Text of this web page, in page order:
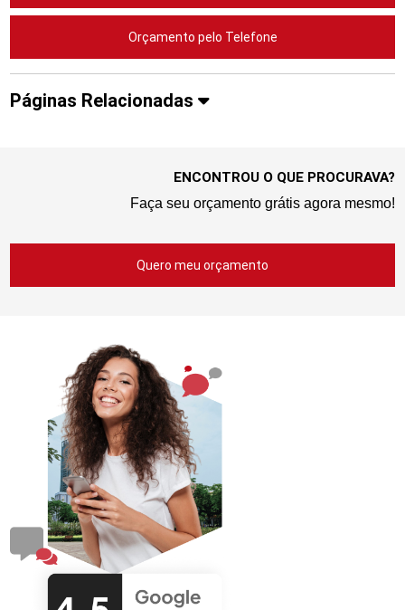
Orçamento pelo Telefone
Páginas Relacionadas
ENCONTROU O QUE PROCURAVA?
Faça seu orçamento grátis agora mesmo!
Quero meu orçamento